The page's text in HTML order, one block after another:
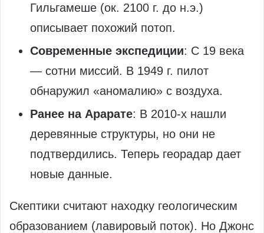
Гильгамеше (ок. 2100 г. до н.э.)
описывает похожий потоп.
Современные экспедиции: С 19 века
— сотни миссий. В 1949 г. пилот
обнаружил «аномалию» с воздуха.
Ранее на Арарате: В 2010-х нашли
деревянные структуры, но они не
подтвердились. Теперь георадар дает
новые данные.
Скептики считают находку геологическим
образованием (лавировый поток). Но Джонс